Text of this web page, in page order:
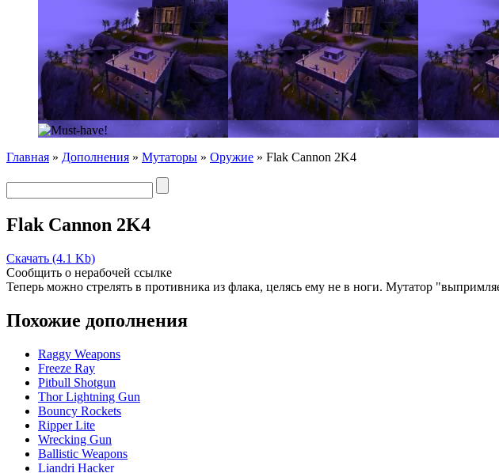
Главная » Дополнения » Мутаторы » Оружие » Flak Cannon 2K4
Flak Cannon 2K4
Скачать (4.1 Kb)
Сообщить о нерабочей ссылке
Теперь можно стрелять в противника из флака, целясь ему не в ноги. Мутатор
Похожие дополнения
Raggy Weapons
Freeze Ray
Pitbull Shotgun
Thor Lightning Gun
Bouncy Rockets
Ripper Lite
Wrecking Gun
Ballistic Weapons
Liandri Hacker